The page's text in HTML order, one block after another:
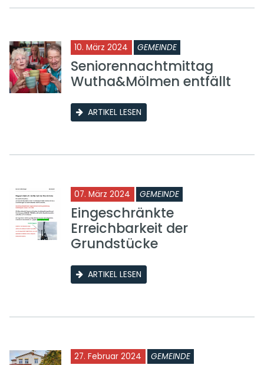
10. März 2024 GEMEINDE
Seniorennachtmittag
Wutha&Mölmen entfällt
ARTIKEL LESEN
07. März 2024 GEMEINDE
Eingeschränkte
Erreichbarkeit der
Grundstücke
ARTIKEL LESEN
27. Februar 2024 GEMEINDE